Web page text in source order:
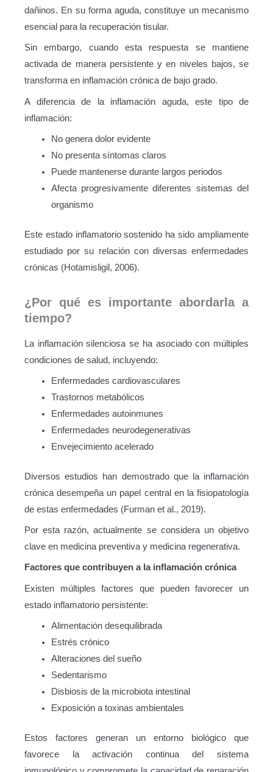
dañinos. En su forma aguda, constituye un mecanismo
esencial para la recuperación tisular.
Sin embargo, cuando esta respuesta se mantiene
activada de manera persistente y en niveles bajos, se
transforma en inflamación crónica de bajo grado.
A diferencia de la inflamación aguda, este tipo de
inflamación:
No genera dolor evidente
No presenta síntomas claros
Puede mantenerse durante largos periodos
Afecta progresivamente diferentes sistemas del
organismo
Este estado inflamatorio sostenido ha sido ampliamente
estudiado por su relación con diversas enfermedades
crónicas (Hotamisligil, 2006).
¿Por qué es importante abordarla a
tiempo?
La inflamación silenciosa se ha asociado con múltiples
condiciones de salud, incluyendo:
Enfermedades cardiovasculares
Trastornos metabólicos
Enfermedades autoinmunes
Enfermedades neurodegenerativas
Envejecimiento acelerado
Diversos estudios han demostrado que la inflamación
crónica desempeña un papel central en la fisiopatología
de estas enfermedades (Furman et al., 2019).
Por esta razón, actualmente se considera un objetivo
clave en medicina preventiva y medicina regenerativa.
Factores que contribuyen a la inflamación crónica
Existen múltiples factores que pueden favorecer un
estado inflamatorio persistente:
Alimentación desequilibrada
Estrés crónico
Alteraciones del sueño
Sedentarismo
Disbiosis de la microbiota intestinal
Exposición a toxinas ambientales
Estos factores generan un entorno biológico que
favorece la activación continua del sistema